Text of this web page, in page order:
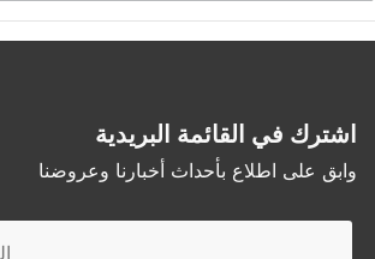
اشترك في القائمة البريدية
وابق على اطلاع بأحداث أخبارنا وعروضنا